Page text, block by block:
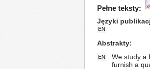
Pełne teksty:
Języki
EN
Abstrakty
EN
We study a
furnish a